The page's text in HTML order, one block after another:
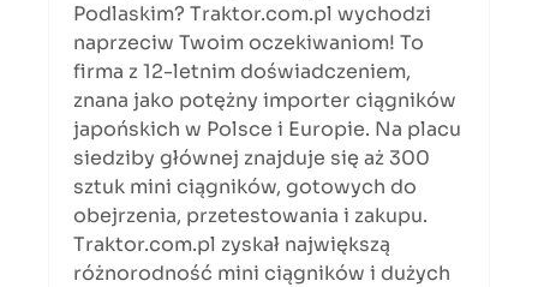
Podlaskim? Traktor.com.pl wychodzi
naprzeciw Twoim oczekiwaniom! To
firma z 12-letnim doświadczeniem,
znana jako potężny importer ciągników
japońskich w Polsce i Europie. Na placu
siedziby głównej znajduje się aż 300
sztuk mini ciągników, gotowych do
obejrzenia, przetestowania i zakupu.
Traktor.com.pl zyskał największą
różnorodność mini ciągników i dużych